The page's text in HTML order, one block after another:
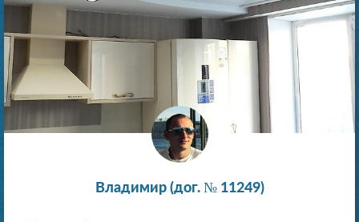
Владимир (дог. № 11249)